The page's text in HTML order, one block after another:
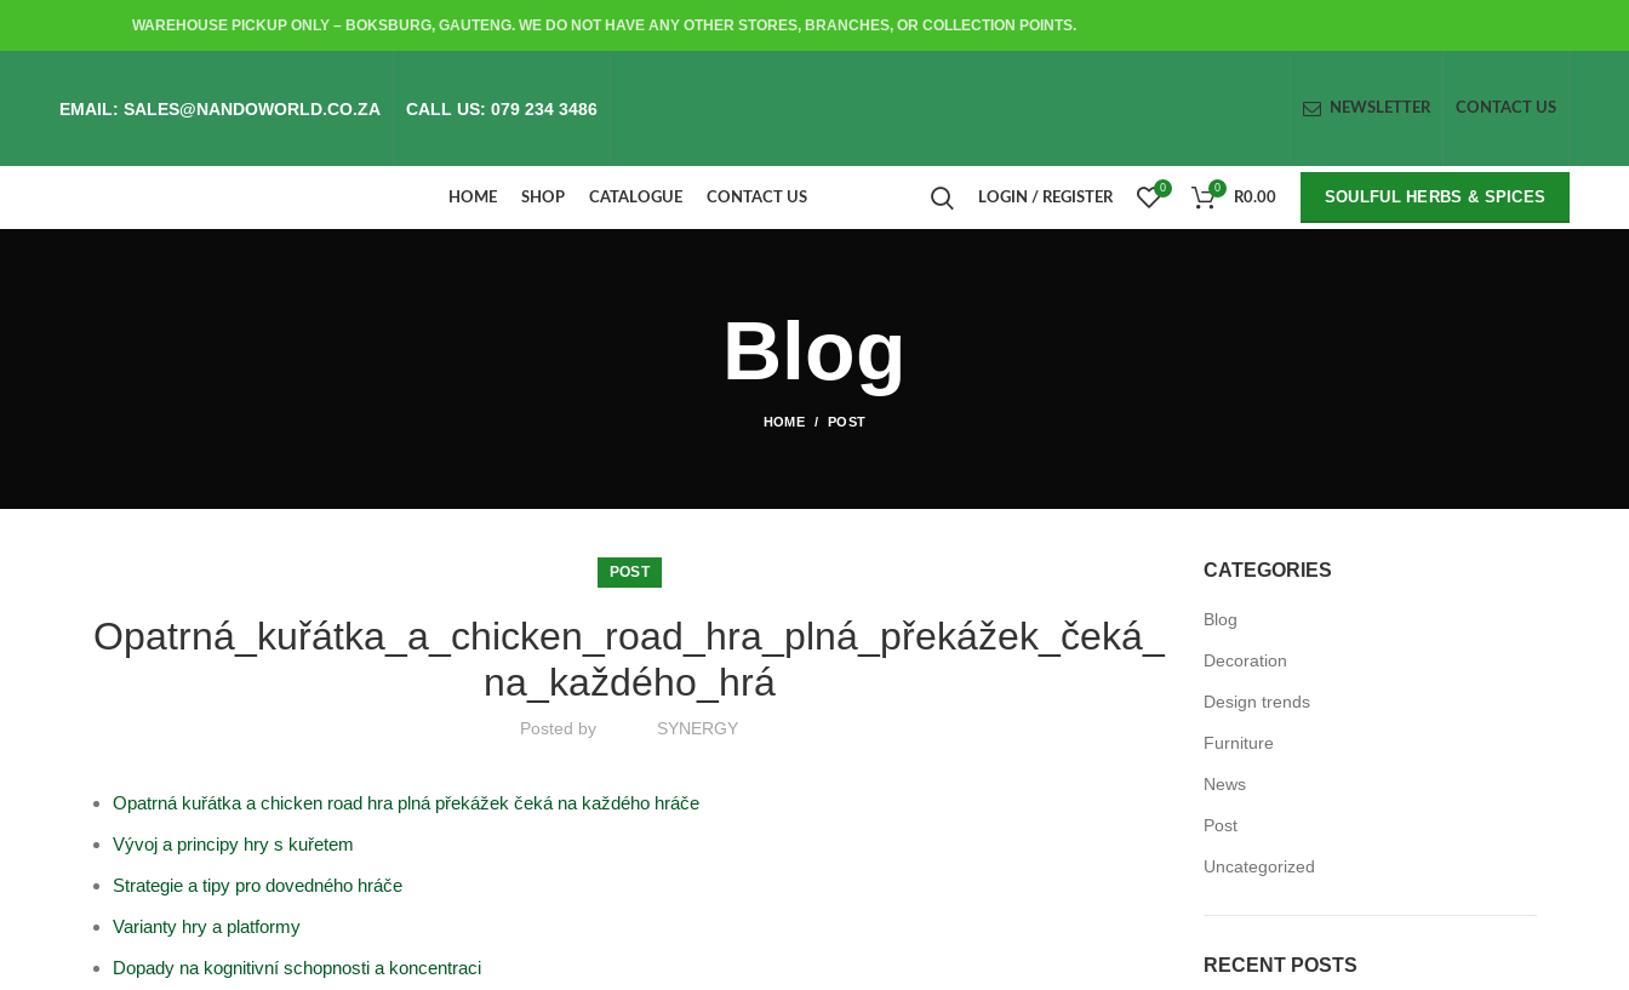
WAREHOUSE PICKUP ONLY – BOKSBURG, GAUTENG. WE DO NOT HAVE ANY OTHER STORES, BRANCHES, OR COLLECTION POINTS.
EMAIL: SALES@NANDOWORLD.CO.ZA CALL US: 079 234 3486 NEWSLETTER CONTACT US
HOME SHOP CATALOGUE CONTACT US LOGIN / REGISTER
0 0
R0.00 SOULFUL HERBS & SPICES
Blog
HOME POST
POST
Opatrná_kuřátka_a_chicken_road_hra_plná_překážek_čeká_
na_každého_hrá
Posted by SYNERGY
Opatrná kuřátka a chicken road hra plná překážek čeká na každého hráče
Vývoj a principy hry s kuřetem
Strategie a tipy pro dovedného hráče
Varianty hry a platformy
Dopady na kognitivní schopnosti a koncentraci
CATEGORIES
Blog
Decoration
Design trends
Furniture
News
Post
Uncategorized
RECENT POSTS